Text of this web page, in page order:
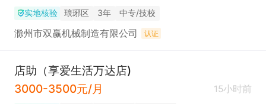
实地核验 琅琊区 3年 中专/技校
滁州市双赢机械制造有限公司 认证
店助（享爱生活万达店)
3000-3500元/月
15小时前